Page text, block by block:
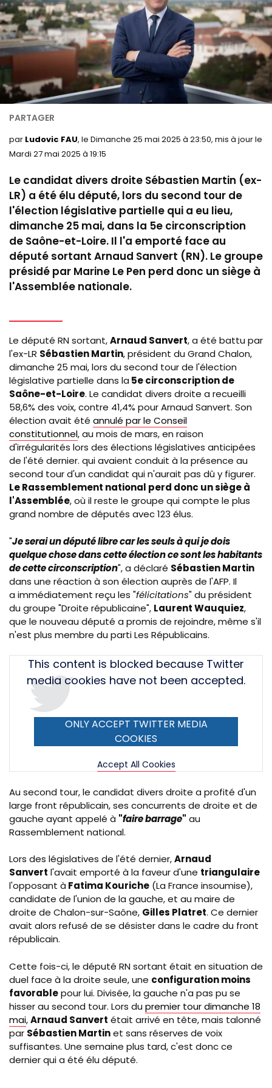
par Ludovic FAU, le Dimanche 25 mai 2025 à 23:50, mis à jour le
Mardi 27 mai 2025 à 19:15
Le candidat divers droite Sébastien Martin (ex-
LR) a été élu député, lors du second tour de
l'élection législative partielle qui a eu lieu,
dimanche 25 mai, dans la 5e circonscription
de Saône-et-Loire. Il l'a emporté face au
député sortant Arnaud Sanvert (RN). Le groupe
présidé par Marine Le Pen perd donc un siège à
l'Assemblée nationale.
Le député RN sortant,Arnaud Sanvert, a été battu par
l'ex-LR Sébastien Martin, président du Grand Chalon,
dimanche 25 mai, lors du second tour de l'élection
législative partielle dans la 5e circonscription de
Saône-et-Loire. Le candidat divers droite a recueilli
58,6% des voix, contre 41,4% pour Arnaud Sanvert. Son
élection avait été annulé par le Conseil
constitutionnel, au mois de mars, en raison
d'irrégularités lors des élections législatives anticipées
de l'été dernier. qui avaient conduit à la présence au
second tour d'un candidat qui n'aurait pas dû y figurer.
Le Rassemblement national perd donc un siège à
l'Assemblée, où il reste le groupe qui compte le plus
grand nombre de députés avec 123 élus.
"Je serai un député libre car les seuls à qui je dois
quelque chose dans cette élection ce sont les habitants
de cette circonscription", a déclaré Sébastien Martin
dans une réaction à son élection auprès de l'AFP. Il
a immédiatement reçu les "félicitations" du président
du groupe "Droite républicaine", Laurent Wauquiez,
que le nouveau député a promis de rejoindre, même s'il
n'est plus membre du parti Les Républicains.
TweetThis content is blocked because Twitter
media cookies have not been accepted.
ONLY ACCEPT TWITTER MEDIA
COOKIES
Accept All Cookies
Au second tour, le candidat divers droite a profité d'un
large front républicain, ses concurrents de droite et de
gauche ayant appelé à "faire barrage" au
Rassemblement national.
Lors des législatives de l'été dernier,Arnaud
Sanvert l'avait emporté à la faveur d'une triangulaire
l'opposant à Fatima Kouriche (La France insoumise),
candidate de l'union de la gauche, et au maire de
droite de Chalon-sur-Saône, Gilles Platret. Ce dernier
avait alors refusé de se désister dans le cadre du front
républicain.
Cette fois-ci, le député RN sortant était en situation de
duel face à la droite seule, une configuration moins
favorablepour lui. Divisée, la gauche n'a pas pu se
hisser au second tour. Lors du premier tour dimanche 18
mai,Arnaud Sanvert était arrivé en tête, mais talonné
par Sébastien Martinet sans réserves de voix
suffisantes. Une semaine plus tard, c'est donc ce
dernier qui a été élu député.